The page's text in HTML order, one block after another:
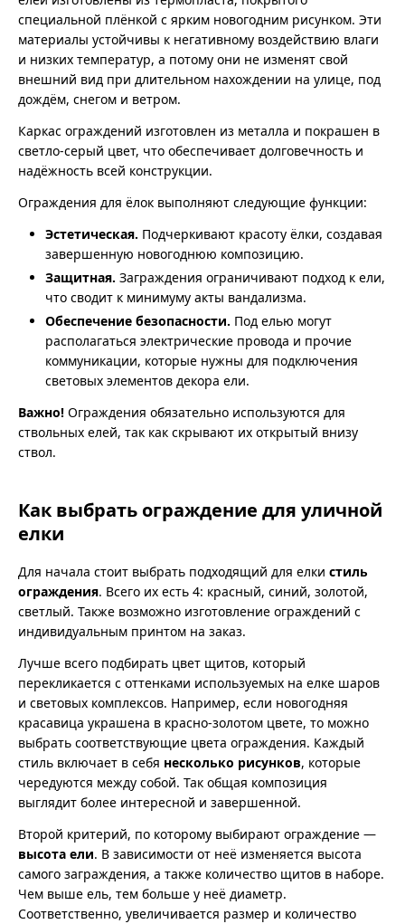
специальной плёнкой с ярким новогодним рисунком. Эти
материалы устойчивы к негативному воздействию влаги
и низких температур, а потому они не изменят свой
внешний вид при длительном нахождении на улице, под
дождём, снегом и ветром.
Каркас ограждений изготовлен из металла и покрашен в
светло-серый цвет, что обеспечивает долговечность и
надёжность всей конструкции.
Ограждения для ёлок выполняют следующие функции:
Эстетическая. Подчеркивают красоту ёлки, создавая
завершенную новогоднюю композицию.
Защитная. Заграждения ограничивают подход к ели,
что сводит к минимуму акты вандализма.
Обеспечение безопасности. Под елью могут
располагаться электрические провода и прочие
коммуникации, которые нужны для подключения
световых элементов декора ели.
Важно! Ограждения обязательно используются для
ствольных елей, так как скрывают их открытый внизу
ствол.
Как выбрать ограждение для уличной
елки
Для начала стоит выбрать подходящий для елки стиль
ограждения. Всего их есть 4: красный, синий, золотой,
светлый. Также возможно изготовление ограждений с
индивидуальным принтом на заказ.
Лучше всего подбирать цвет щитов, который
перекликается с оттенками используемых на елке шаров
и световых комплексов. Например, если новогодняя
красавица украшена в красно-золотом цвете, то можно
выбрать соответствующие цвета ограждения. Каждый
стиль включает в себя несколько рисунков, которые
чередуются между собой. Так общая композиция
выглядит более интересной и завершенной.
Второй критерий, по которому выбирают ограждение —
высота ели. В зависимости от неё изменяется высота
самого заграждения, а также количество щитов в наборе.
Чем выше ель, тем больше у неё диаметр.
Соответственно, увеличивается размер и количество